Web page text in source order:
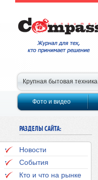
РАЗДЕЛЫ САЙТА:
Новости
События
Кто и что на рынке
Крупная бытовая техника
Фото и видео